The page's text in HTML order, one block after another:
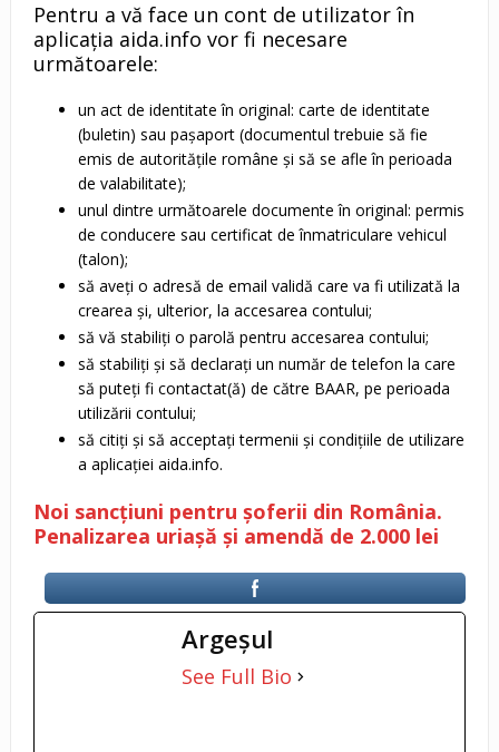
Pentru a vă face un cont de utilizator în
aplicația aida.info vor fi necesare
următoarele:
un act de identitate în original: carte de identitate
(buletin) sau pașaport (documentul trebuie să fie
emis de autoritățile române și să se afle în perioada
de valabilitate);
unul dintre următoarele documente în original: permis
de conducere sau certificat de înmatriculare vehicul
(talon);
să aveți o adresă de email validă care va fi utilizată la
crearea și, ulterior, la accesarea contului;
să vă stabiliți o parolă pentru accesarea contului;
să stabiliți și să declarați un număr de telefon la care
să puteți fi contactat(ă) de către BAAR, pe perioada
utilizării contului;
să citiți și să acceptați termenii și condițiile de utilizare
a aplicației aida.info.
Noi sancțiuni pentru șoferii din România.
Penalizarea uriașă și amendă de 2.000 lei
Argeşul
See Full Bio